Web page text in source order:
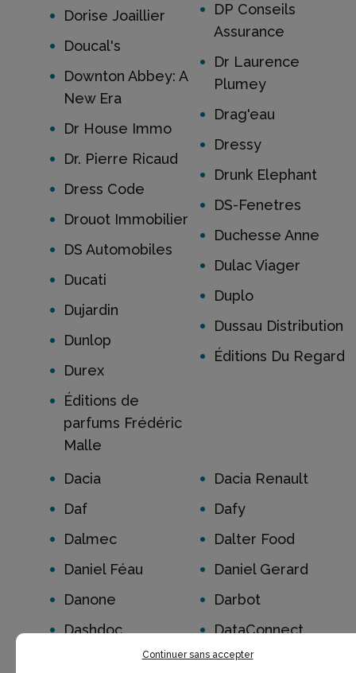
Dorise Joaillier
Doucal's
Downton Abbey: A
New Era
Dr House Immo
Dr. Pierre Ricaud
Dress Code
Drouot Immobilier
DS Automobiles
Ducati
Dujardin
Dunlop
Durex
Éditions de
parfums Frédéric
Malle
DP Conseils
Assurance
Dr Laurence
Plumey
Drag'eau
Dressy
Drunk Elephant
DS-Fenetres
Duchesse Anne
Dulac Viager
Duplo
Dussau Distribution
Éditions Du Regard
Dacia
Daf
Dalmec
Daniel Féau
Danone
Dashdoc
David Lagercrantz
Dacia Renault
Dafy
Dalter Food
Daniel Gerard
Darbot
DataConnect
DAZN
Continuer sans accepter